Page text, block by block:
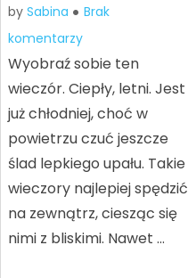
by Sabina
Brak
komentarzy
Wyobraź sobie ten
wieczór. Ciepły, letni. Jest
już chłodniej, choć w
powietrzu czuć jeszcze
ślad lepkiego upału. Takie
wieczory najlepiej spędzić
na zewnątrz, ciesząc się
nimi z bliskimi. Nawet …